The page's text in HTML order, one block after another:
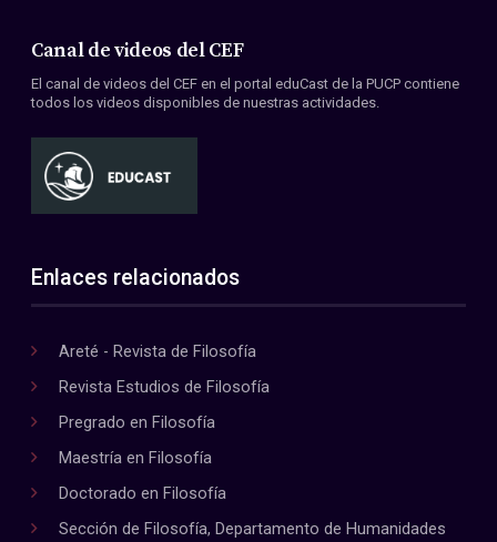
Canal de videos del CEF
El canal de videos del CEF en el portal eduCast de la PUCP contiene
todos los videos disponibles de nuestras actividades.
Enlaces relacionados
Areté - Revista de Filosofía
Revista Estudios de Filosofía
Pregrado en Filosofía
Maestría en Filosofía
Doctorado en Filosofía
Sección de Filosofía, Departamento de Humanidades